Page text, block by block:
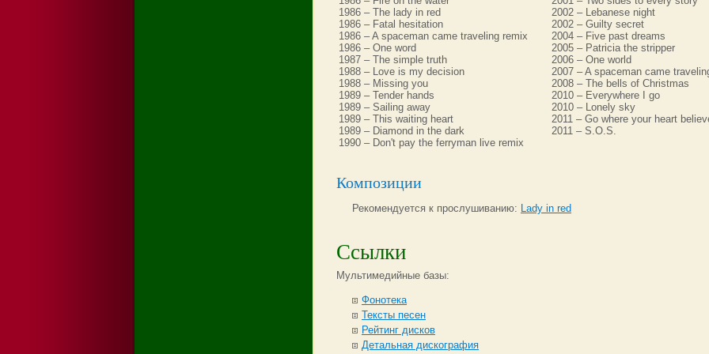
1986 – The lady in red
1986 – Fatal hesitation
1986 – A spaceman came traveling remix
1986 – One word
1987 – The simple truth
1988 – Love is my decision
1988 – Missing you
1989 – Tender hands
1989 – Sailing away
1989 – This waiting heart
1989 – Diamond in the dark
1990 – Don't pay the ferryman live remix
2002 – Lebanese night
2002 – Guilty secret
2004 – Five past dreams
2005 – Patricia the stripper
2006 – One world
2007 – A spaceman came
2008 – The bells of Christmas
2010 – Everywhere I go
2010 – Lonely sky
2011 – Go where your heart
2011 – S.O.S.
Композиции
Рекомендуется к прослушиванию: Lady in red
Ссылки
Мультимедийные базы:
Фонотека
Тексты песен
Рейтинг дисков
Детальная дискография